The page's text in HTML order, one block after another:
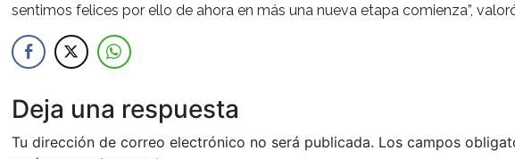
sentimos felices por ello de ahora en más una nueva etapa comienza”,
Deja una respuesta
Tu dirección de correo electrónico no será publicada. Los campos